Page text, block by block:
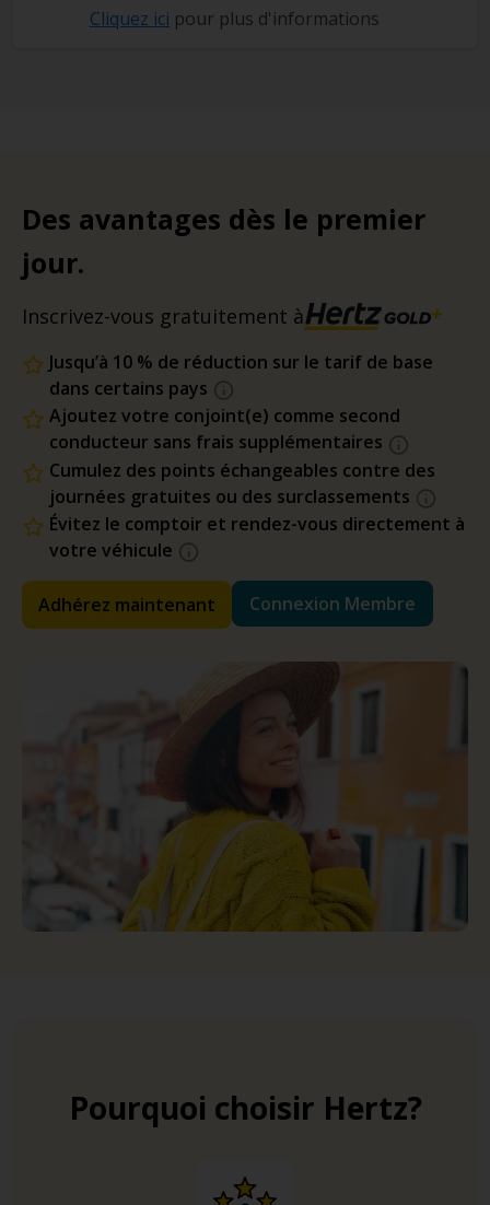
Cliquez ici pour plus d'informations
Des avantages dès le premier
jour.
Inscrivez-vous gratuitement à
Jusqu’à 10 % de réduction sur le tarif de base
dans certains pays
Ajoutez votre conjoint(e) comme second
conducteur sans frais supplémentaires
Cumulez des points échangeables contre des
journées gratuites ou des surclassements
Évitez le comptoir et rendez-vous directement à
votre véhicule
Adhérez maintenant Connexion Membre
Pourquoi choisir Hertz?